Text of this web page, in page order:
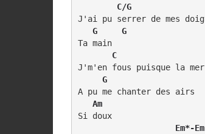
C/G
   G     G
Ta main
    C
J'm'en fous puisque la mer
  G
   Am
Si doux
       Em*-Em